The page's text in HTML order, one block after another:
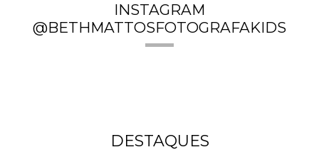
INSTAGRAM
@BETHMATTOSFOTOGRAFAKIDS
DESTAQUES